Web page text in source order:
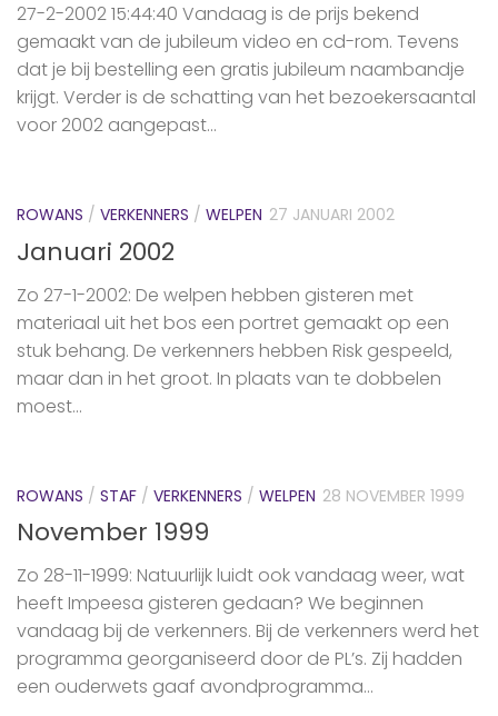
27-2-2002 15:44:40 Vandaag is de prijs bekend
gemaakt van de jubileum video en cd-rom. Tevens
dat je bij bestelling een gratis jubileum naambandje
krijgt. Verder is de schatting van het bezoekersaantal
voor 2002 aangepast...
ROWANS / VERKENNERS / WELPEN 27 JANUARI 2002
Januari 2002
Zo 27-1-2002: De welpen hebben gisteren met
materiaal uit het bos een portret gemaakt op een
stuk behang. De verkenners hebben Risk gespeeld,
maar dan in het groot. In plaats van te dobbelen
moest...
ROWANS / STAF / VERKENNERS / WELPEN 28 NOVEMBER 1999
November 1999
Zo 28-11-1999: Natuurlijk luidt ook vandaag weer, wat
heeft Impeesa gisteren gedaan? We beginnen
vandaag bij de verkenners. Bij de verkenners werd het
programma georganiseerd door de PL’s. Zij hadden
een ouderwets gaaf avondprogramma...